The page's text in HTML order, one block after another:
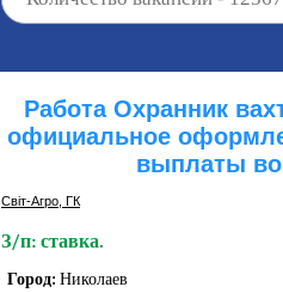
Работа Охранник
официальное
выплаты
Світ-Агро, ГК
З/п: ставка.
Город: Николаев